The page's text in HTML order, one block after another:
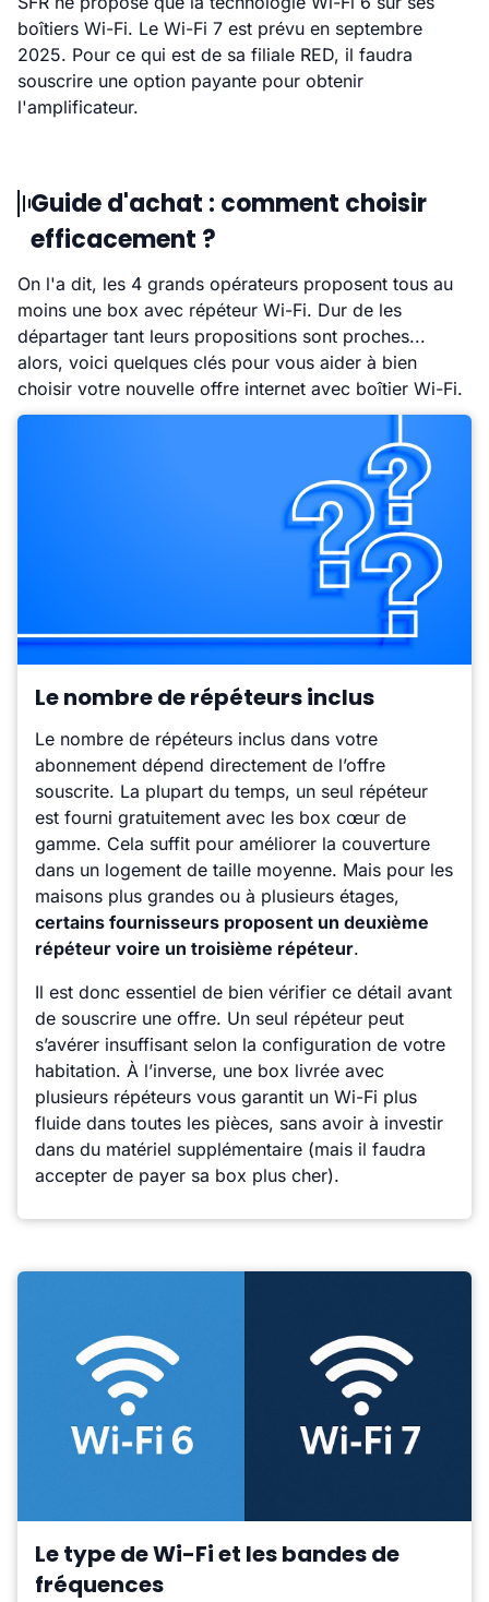
boîtiers Wi-Fi. Le Wi-Fi 7 est prévu en septembre
2025. Pour ce qui est de sa filiale RED, il faudra
souscrire une option payante pour obtenir
l'amplificateur.
Guide d'achat : comment choisir
efficacement ?
On l'a dit, les 4 grands opérateurs proposent tous au
moins une box avec répéteur Wi-Fi. Dur de les
départager tant leurs propositions sont proches...
alors, voici quelques clés pour vous aider à bien
choisir votre nouvelle offre internet avec boîtier Wi-Fi.
Le nombre de répéteurs inclus
Le nombre de répéteurs inclus dans votre
abonnement dépend directement de l’offre
souscrite. La plupart du temps, un seul répéteur
est fourni gratuitement avec les box cœur de
gamme. Cela suffit pour améliorer la couverture
dans un logement de taille moyenne. Mais pour les
maisons plus grandes ou à plusieurs étages,
certains fournisseurs proposent un deuxième
répéteur voire un troisième répéteur.
Il est donc essentiel de bien vérifier ce détail avant
de souscrire une offre. Un seul répéteur peut
s’avérer insuffisant selon la configuration de votre
habitation. À l’inverse, une box livrée avec
plusieurs répéteurs vous garantit un Wi-Fi plus
fluide dans toutes les pièces, sans avoir à investir
dans du matériel supplémentaire (mais il faudra
accepter de payer sa box plus cher).
Le type de Wi-Fi et les bandes de
fréquences